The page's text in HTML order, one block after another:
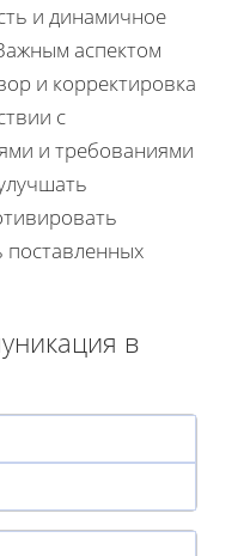
и динамичное
аспектом
и корректировка
с
и требованиями
поставленных
в